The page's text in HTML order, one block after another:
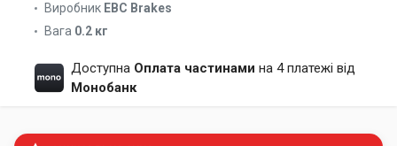
Виробник EBC Brakes
Вага 0.2 кг
Доступна Оплата частинами на 4 платежі від
Монобанк